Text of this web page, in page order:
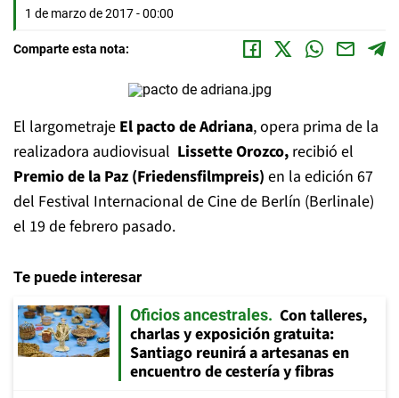
1 de marzo de 2017 - 00:00
Comparte esta nota:
El largometraje El pacto de Adriana, opera prima de la
realizadora audiovisual Lissette Orozco, recibió el
Premio de la Paz (Friedensfilmpreis) en la edición 67
del Festival Internacional de Cine de Berlín (Berlinale)
el 19 de febrero pasado.
Te puede interesar
Oficios ancestrales
Con talleres,
charlas y exposición gratuita:
Santiago reunirá a artesanas en
encuentro de cestería y fibras